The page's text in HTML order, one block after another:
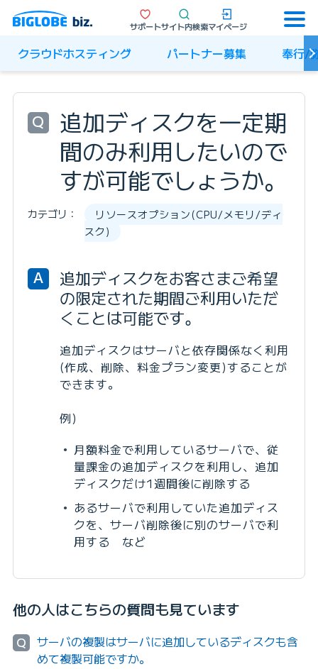
サポートサイト内検索マイページ
クラウドホスティング パートナー募集 奉行/
Q
追加ディスクを一定期
間のみ利用したいので
すが可能でしょうか。
カテゴリ：
リソースオプション(CPU/メモリ/ディ
スク)
A
追加ディスクをお客さまご希望
の限定された期間ご利用いただ
くことは可能です。
追加ディスクはサーバと依存関係なく利用
(作成、削除、料金プラン変更)することが
できます。
例)
月額料金で利用しているサーバで、従
量課金の追加ディスクを利用し、追加
ディスクだけ1週間後に削除する
あるサーバで利用していた追加ディス
クを、サーバ削除後に別のサーバで利
用する など
他の人はこちらの質問も見ています
Q
サーバの複製はサーバに追加しているディスクも含
めて複製可能ですか。